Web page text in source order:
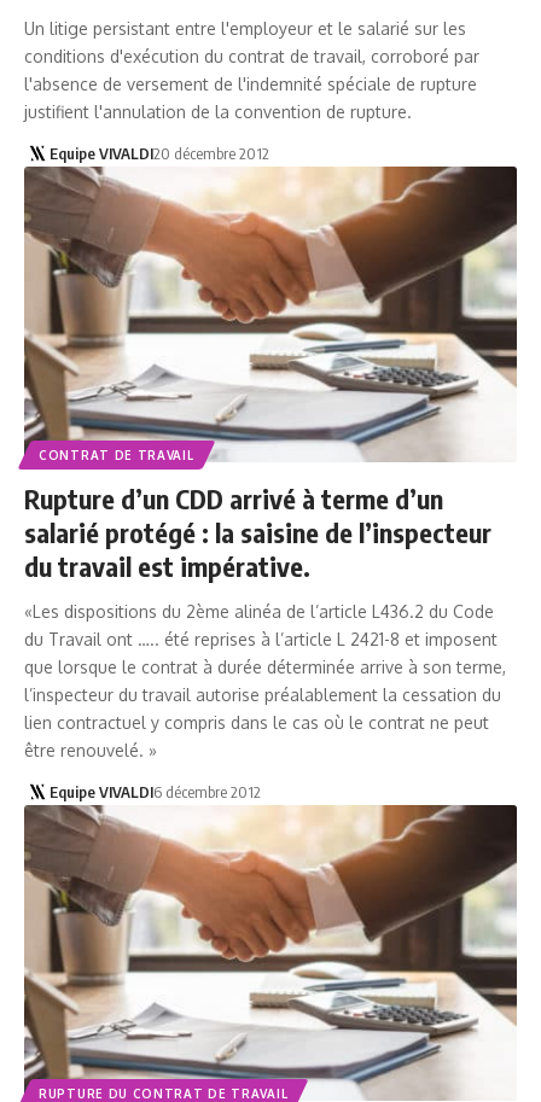
Un litige persistant entre l'employeur et le salarié sur les
conditions d'exécution du contrat de travail, corroboré par
l'absence de versement de l'indemnité spéciale de rupture
justifient l'annulation de la convention de rupture.
Equipe VIVALDI20 décembre 2012
CONTRAT DE TRAVAIL
Rupture d’un CDD arrivé à terme d’un
salarié protégé : la saisine de l’inspecteur
du travail est impérative.
«Les dispositions du 2ème alinéa de l’article L436.2 du Code
du Travail ont ….. été reprises à l’article L 2421-8 et imposent
que lorsque le contrat à durée déterminée arrive à son terme,
l’inspecteur du travail autorise préalablement la cessation du
lien contractuel y compris dans le cas où le contrat ne peut
être renouvelé. »
Equipe VIVALDI6 décembre 2012
RUPTURE DU CONTRAT DE TRAVAIL